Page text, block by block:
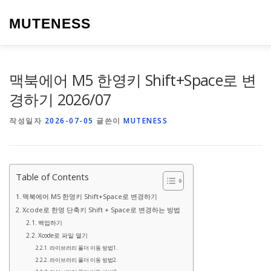
MUTENESS
맥북에어 M5 한영키 Shift+Space로 변
경하기 2026/07
작성일자 2026-07-05 글쓴이 MUTENESS
Table of Contents
맥북에어 M5 한영키 Shift+Space로 변경하기
Xcode로 한영 단축키 Shift + Space로 변경하는 방법
백업하기
Xcode로 파일 열기
라이브러리 폴더 이동 방법1.
라이브러리 폴더 이동 방법2.